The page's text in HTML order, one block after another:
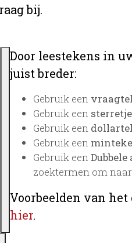
bij.
Door leestekens in
juist breder:
Gebruik een
Gebruik een
Gebruik een
Gebruik een
Gebruik een
zoektermen om
Voorbeelden van
hier.